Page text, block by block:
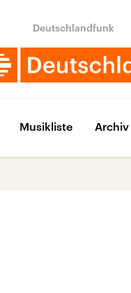
Deutschlandfunk
Musikliste Archiv